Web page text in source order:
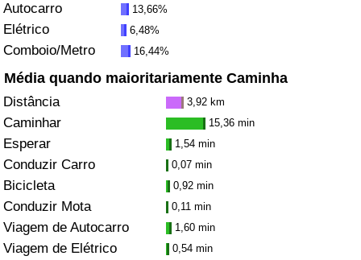
Autocarro 13,66%
Elétrico 6,48%
Comboio/Metro 16,44%
Média quando maioritariamente Caminha
Distância 3,92 km
Caminhar 15,36 min
Esperar 1,54 min
Conduzir Carro 0,07 min
Bicicleta 0,92 min
Conduzir Mota 0,11 min
Viagem de Autocarro 1,60 min
Viagem de Elétrico 0,54 min
Indicador de Trânsito (Atual)
Indicador de Trânsito por País